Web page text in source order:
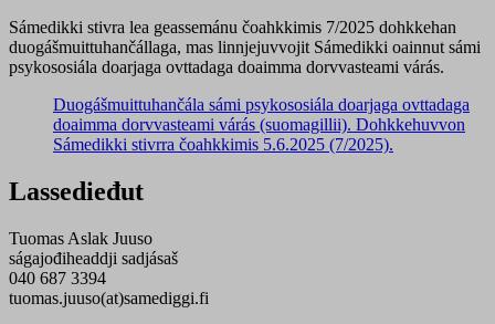
Sámedikki stivra lea geassemánu čoahkkimis 7/2025 dohkkehan
duogášmuittuhančállaga, mas linnjejuvvojit Sámedikki oainnut sámi
psykososiála doarjaga ovttadaga doaimma dorvvasteami várás.
Duogášmuittuhančála sámi psykososiála doarjaga ovttadaga
doaimma dorvvasteami várás (suomagillii). Dohkkehuvvon
Sámedikki stivrra čoahkkimis 5.6.2025 (7/2025).
Lassedieđut
Tuomas Aslak Juuso
ságajođiheaddji sadjásaš
040 687 3394
tuomas.juuso(at)samediggi.fi